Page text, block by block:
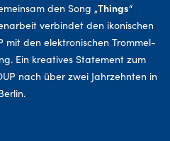
den Song „Things“
verbindet den ikonischen
mit den elektronischen Trommel-
Ein kreatives Statement zum
nach über zwei Jahrzehnten in